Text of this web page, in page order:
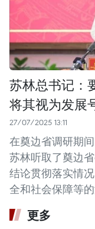
苏林总书记：
将其视为发展
27/07/2025 13:11
在奠边省调研期
苏林听取了奠边
结论贯彻落实情
全和社会保障等的
更多